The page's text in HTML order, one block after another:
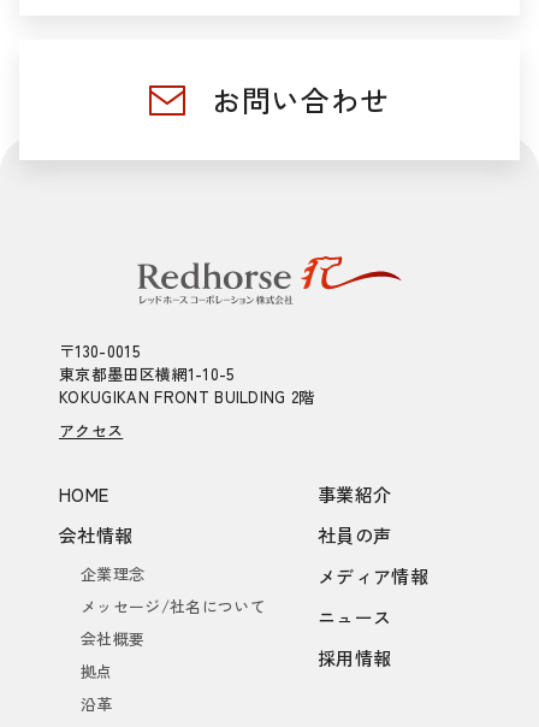
お問い合わせ
〒130-0015
東京都墨田区横網1-10-5
KOKUGIKAN FRONT BUILDING 2階
アクセス
HOME
会社情報
企業理念
メッセージ/社名について
会社概要
拠点
沿革
事業紹介
社員の声
メディア情報
ニュース
採用情報